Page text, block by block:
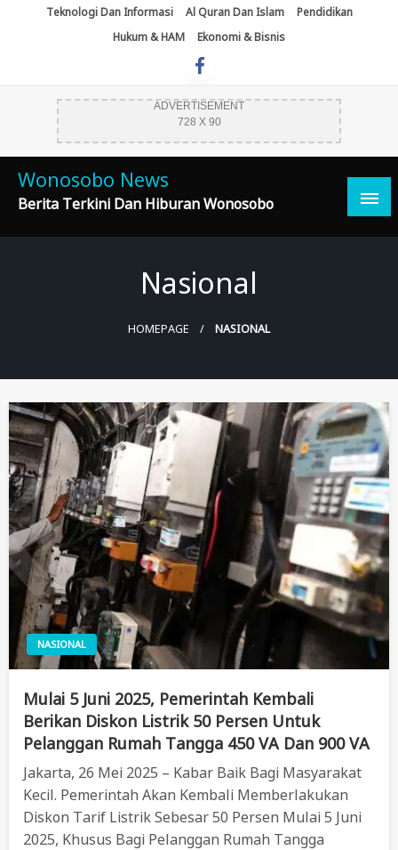
Teknologi Dan Informasi Al Quran Dan Islam
Pendidikan
Hukum & HAM
Ekonomi & Bisnis
ADVERTISEMENT
728 X 90
Wonosobo News
Berita Terkini Dan Hiburan Wonosobo
Nasional
HOMEPAGE NASIONAL
NASIONAL
Mulai 5 Juni 2025, Pemerintah Kembali
Berikan Diskon Listrik 50 Persen Untuk
Pelanggan Rumah Tangga 450 VA Dan 900 VA
Jakarta, 26 Mei 2025 – Kabar Baik Bagi Masyarakat
Kecil. Pemerintah Akan Kembali Memberlakukan
Diskon Tarif Listrik Sebesar 50 Persen Mulai 5 Juni
2025, Khusus Bagi Pelanggan Rumah Tangga